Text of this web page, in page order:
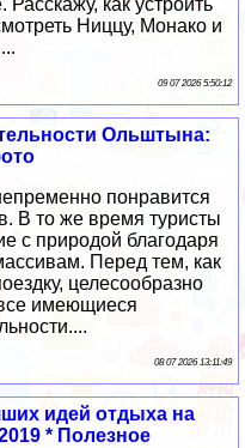
Расскажу, как устроить
Ниццу, Монако и
09 07 2026 5:50:12
Ольштына:
понравится
В то же время туристы
с природой благодаря
Перед тем, как
целесообразно
имеющиеся
08 07 2026 13:11:49
идей отдыха на
* Полезное